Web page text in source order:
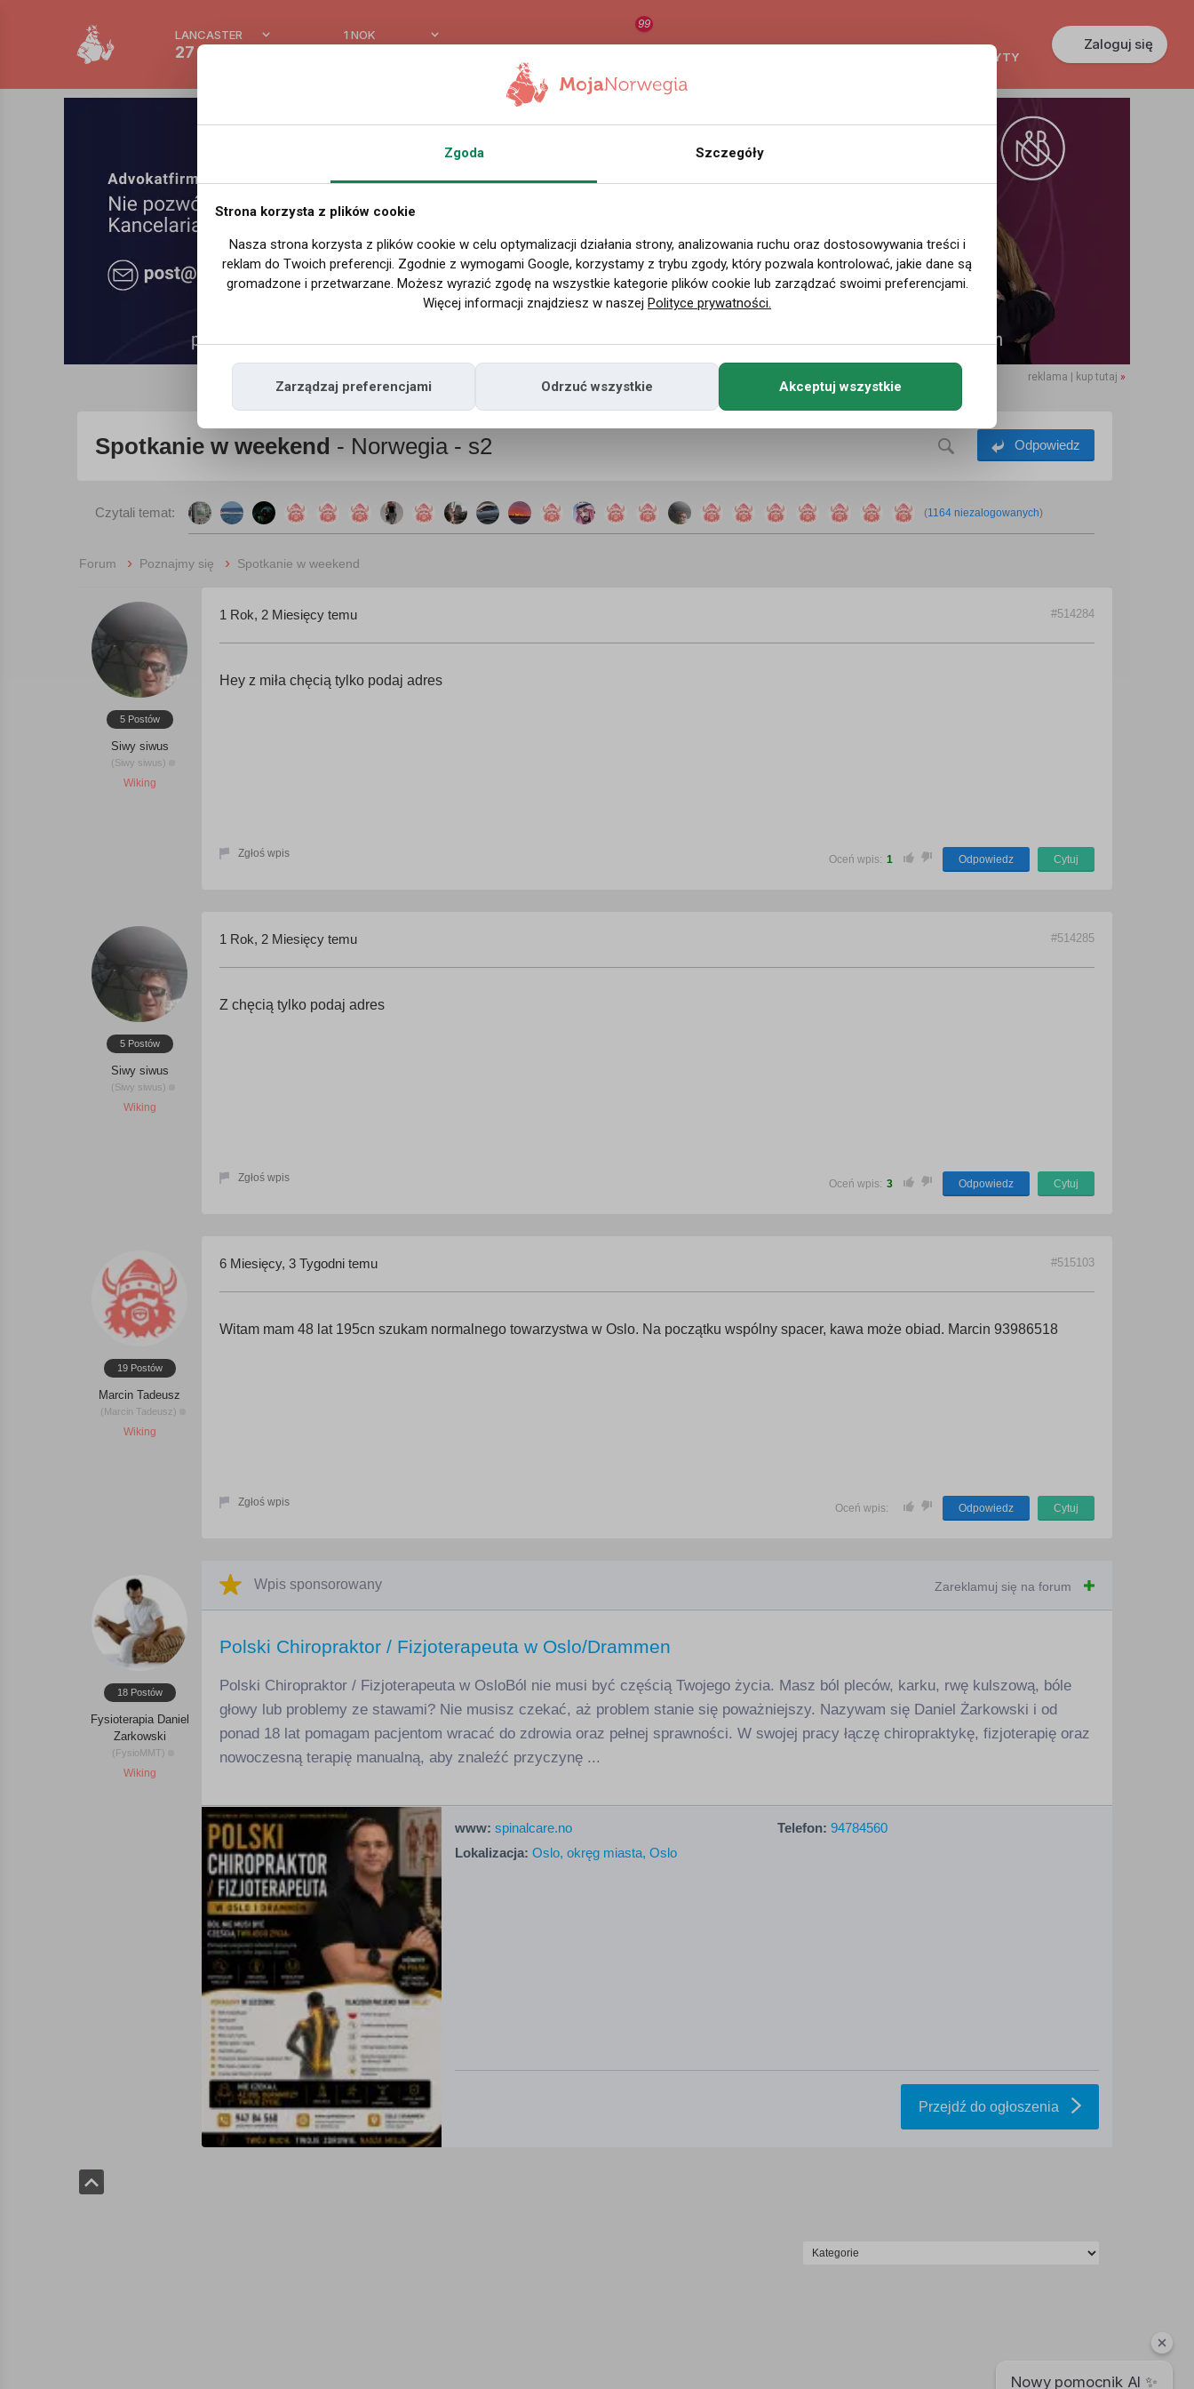
Nowy pomocnik AI ✨
LANCASTER
27 °C
1 NOK
99
KREDYTY
Zaloguj się
reklama | kup tutaj »
Odpowiedz
Spotkanie w weekend - Norwegia - s2
Czytali temat: (1164 niezalogowanych)
Forum › Poznajmy się › Spotkanie w weekend
5 Postów
Siwy siwus
(Siwy siwus)
Wiking
1 Rok, 2 Miesięcy temu #514284
Hey z miła chęcią tylko podaj adres
Zgłoś wpis Oceń wpis: 1 Odpowiedz Cytuj
5 Postów
Siwy siwus
(Siwy siwus)
Wiking
1 Rok, 2 Miesięcy temu #514285
Z chęcią tylko podaj adres
Zgłoś wpis Oceń wpis: 3 Odpowiedz Cytuj
19 Postów
Marcin Tadeusz
(Marcin Tadeusz)
Wiking
6 Miesięcy, 3 Tygodni temu #515103
Witam mam 48 lat 195cn szukam normalnego towarzystwa w Oslo. Na początku wspólny spacer, kawa może obiad. Marcin 93986518
Zgłoś wpis Oceń wpis: Odpowiedz Cytuj
18 Postów
Fysioterapia Daniel
Zarkowski
(FysioMMT)
Wiking
Wpis sponsorowany Zareklamuj się na forum
Polski Chiropraktor / Fizjoterapeuta w Oslo/Drammen
Polski Chiropraktor / Fizjoterapeuta w OsloBól nie musi być częścią Twojego życia. Masz ból pleców, karku, rwę kulszową, bóle
głowy lub problemy ze stawami? Nie musisz czekać, aż problem stanie się poważniejszy. Nazywam się Daniel Żarkowski i od
ponad 18 lat pomagam pacjentom wracać do zdrowia oraz pełnej sprawności. W swojej pracy łączę chiropraktykę, fizjoterapię oraz
nowoczesną terapię manualną, aby znaleźć przyczynę ...
www: spinalcare.no Telefon: 94784560
Lokalizacja: Oslo, okręg miasta, Oslo
Przejdź do ogłoszenia
Zgoda Szczegóły
Strona korzysta z plików cookie
Nasza strona korzysta z plików cookie w celu optymalizacji działania strony, analizowania ruchu oraz dostosowywania treści i
reklam do Twoich preferencji. Zgodnie z wymogami Google, korzystamy z trybu zgody, który pozwala kontrolować, jakie dane są
gromadzone i przetwarzane. Możesz wyrazić zgodę na wszystkie kategorie plików cookie lub zarządzać swoimi preferencjami.
Więcej informacji znajdziesz w naszej Polityce prywatności.
Zarządzaj preferencjami Odrzuć wszystkie Akceptuj wszystkie